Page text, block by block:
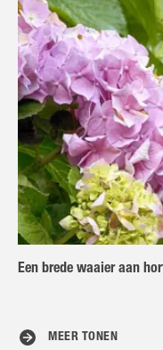
Een brede waaier aan
MEER TONEN